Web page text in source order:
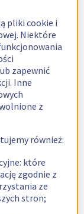
pliki cookie i
Niektóre
zapewnić
Inne
z
również:
które
zgodnie z
ze
stron;